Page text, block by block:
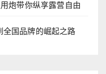
炮带你纵享露营自由
全国品牌的崛起之路